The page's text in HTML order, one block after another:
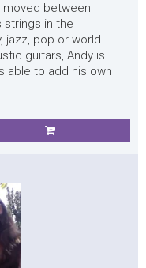
moved between
strings in the
jazz, pop or world
guitars, Andy is
able to add his own